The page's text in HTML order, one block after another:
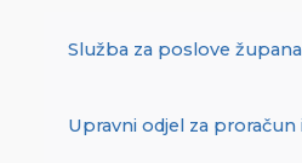
Služba za poslove župana
Upravni odjel za proračun